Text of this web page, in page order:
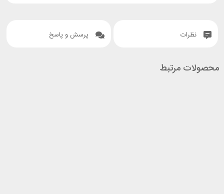
نظرات پرسش و پاسخ
محصولات مرتبط